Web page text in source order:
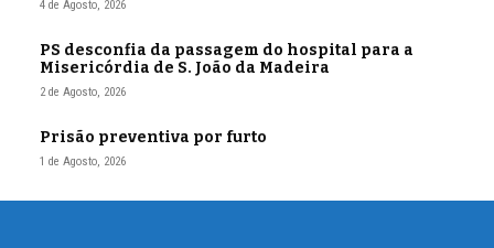
4 de Agosto, 2026
PS desconfia da passagem do hospital para a
Misericórdia de S. João da Madeira
2 de Agosto, 2026
Prisão preventiva por furto
1 de Agosto, 2026